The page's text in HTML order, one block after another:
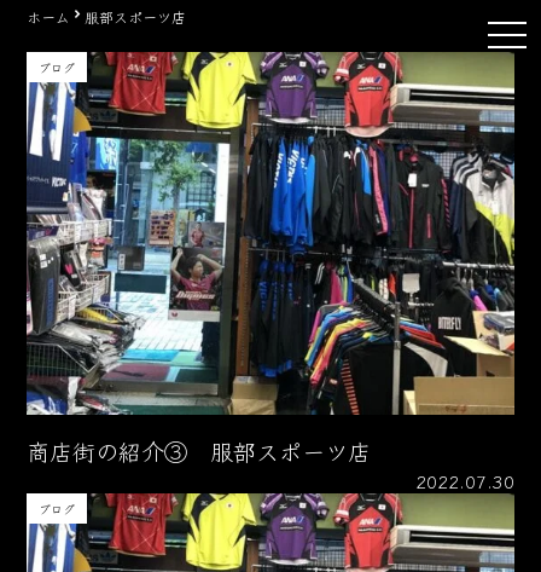
Skip
content
ホーム 服部スポーツ店
ブログ
商店街の紹介③ 服部スポーツ店
2022.07.30
ブログ